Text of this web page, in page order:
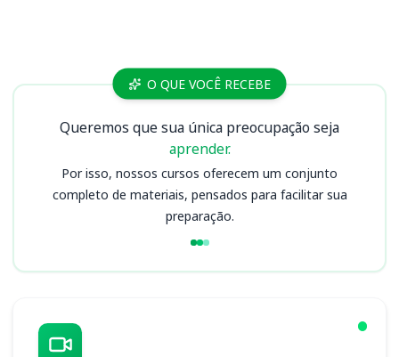
Cursos AGRAER (MS)
O QUE VOCÊ RECEBE
Queremos que sua única preocupação seja
aprender.
Por isso, nossos cursos oferecem um conjunto
completo de materiais, pensados para facilitar sua
preparação.